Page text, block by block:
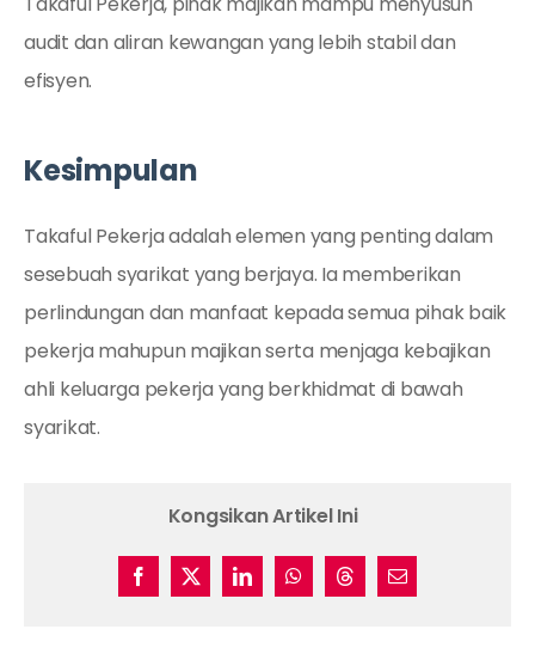
audit dan aliran kewangan yang lebih stabil dan
efisyen.
Kesimpulan
Takaful Pekerja adalah elemen yang penting dalam
sesebuah syarikat yang berjaya. Ia memberikan
perlindungan dan manfaat kepada semua pihak baik
pekerja mahupun majikan serta menjaga kebajikan
ahli keluarga pekerja yang berkhidmat di bawah
syarikat.
Kongsikan Artikel Ini